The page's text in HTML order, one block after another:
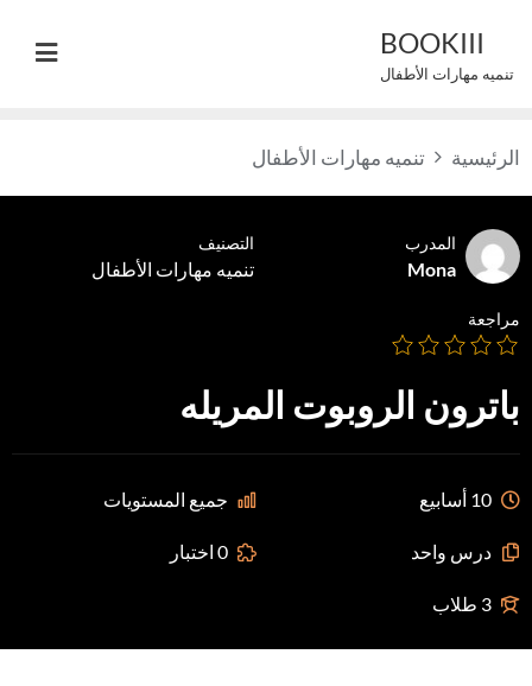
content
BOOKIII
تنميه مهارات الأطفال
الرئيسية تنميه مهارات الأطفال
المدرب
Mona
التصنيف
تنميه مهارات الأطفال
مراجعة
باترون الروبوت المريله
10 أسابيع جميع المستويات
درس واحد 0 اختبار
3 طلاب